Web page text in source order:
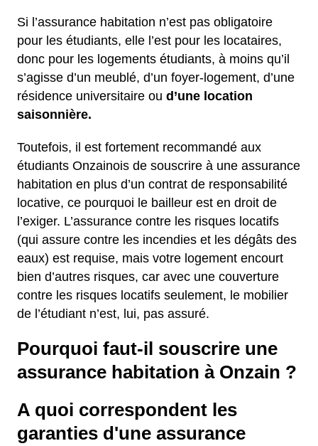
Si l’assurance habitation n’est pas obligatoire
pour les étudiants, elle l’est pour les locataires,
donc pour les logements étudiants, à moins qu’il
s’agisse d’un meublé, d’un foyer-logement, d’une
résidence universitaire ou d’une location
saisonnière.
Toutefois, il est fortement recommandé aux
étudiants Onzainois de souscrire à une assurance
habitation en plus d’un contrat de responsabilité
locative, ce pourquoi le bailleur est en droit de
l’exiger. L’assurance contre les risques locatifs
(qui assure contre les incendies et les dégâts des
eaux) est requise, mais votre logement encourt
bien d’autres risques, car avec une couverture
contre les risques locatifs seulement, le mobilier
de l’étudiant n’est, lui, pas assuré.
Pourquoi faut-il souscrire une
assurance habitation à Onzain ?
A quoi correspondent les
garanties d'une assurance